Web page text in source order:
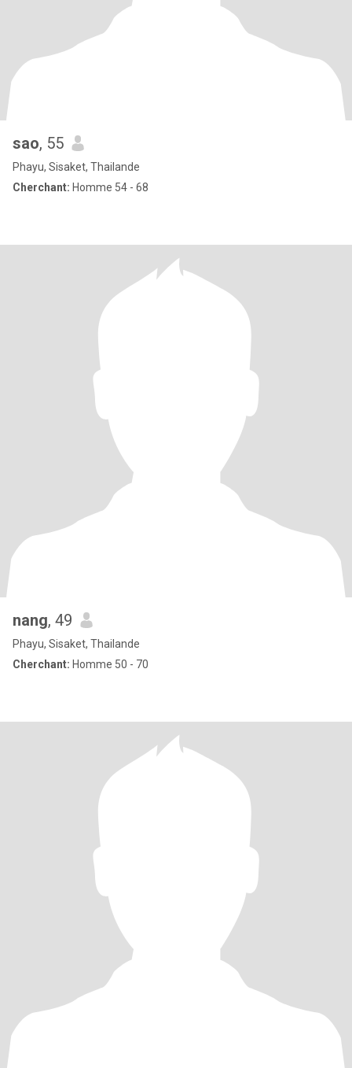
sao, 55
Phayu, Sisaket, Thailande
Cherchant: Homme 54 - 68
nang, 49
Phayu, Sisaket, Thailande
Cherchant: Homme 50 - 70